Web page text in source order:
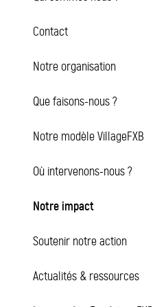
Contact
Notre organisation
Que faisons-nous ?
Notre modèle VillageFXB
Où intervenons-nous ?
Notre impact
Soutenir notre action
Actualités & ressources